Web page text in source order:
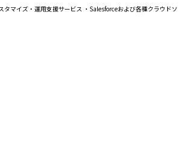
マイズ・運用支援サービス ・Salesforceおよび各種クラウドソ